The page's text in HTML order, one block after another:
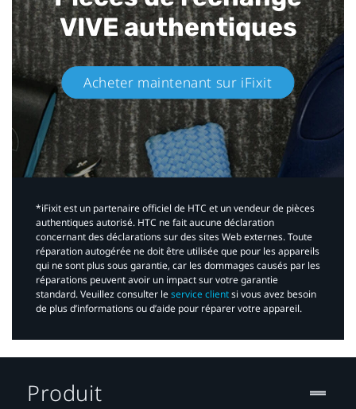
VIVE authentiques​
Acheter maintenant sur iFixit​
*iFixit est un partenaire officiel de HTC et un vendeur de pièces
authentiques autorisé. HTC ne fait aucune déclaration
concernant des déclarations sur des sites Web externes. Toute
réparation autogérée ne doit être utilisée que pour les appareils
qui ne sont plus sous garantie, car les dommages causés par les
réparations peuvent avoir un impact sur votre garantie
standard. Veuillez consulter leservice clientsi vous avez besoin
de plus d’informations ou d’aide pour réparer votre appareil.​
Produit